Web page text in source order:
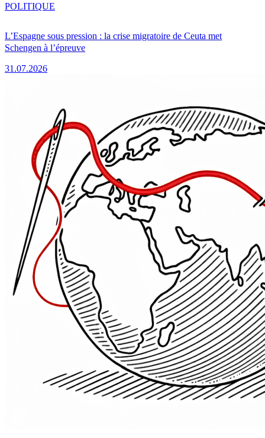
L’Espagne sous pression : la crise migratoire de Ceuta met
Schengen à l’épreuve
31.07.2026
POLITIQUE